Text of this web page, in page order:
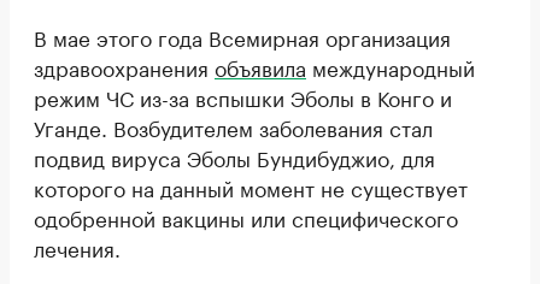
В мае этого года Всемирная организация
здравоохранения объявила международный
режим ЧС из-за вспышки Эболы в Конго и
Уганде. Возбудителем заболевания стал
подвид вируса Эболы Бундибуджио, для
которого на данный момент не существует
одобренной вакцины или специфического
лечения.